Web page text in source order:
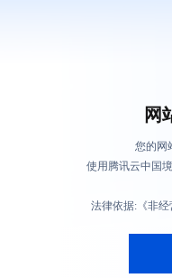
网
您的网
使用腾讯云中国
法律依据:《非经